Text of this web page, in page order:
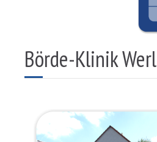
Börde-Klinik Werl